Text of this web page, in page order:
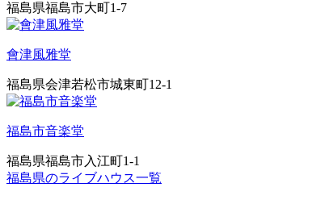
福島県福島市大町1-7
會津風雅堂
福島県会津若松市城東町12-1
福島市音楽堂
福島県福島市入江町1-1
福島県のライブハウス一覧